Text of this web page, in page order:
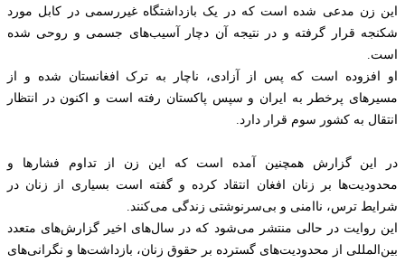
این زن مدعی شده است که در یک بازداشتگاه غیررسمی در کابل مورد
شکنجه قرار گرفته و در نتیجه آن دچار آسیب‌های جسمی و روحی شده
است.
او افزوده است که پس از آزادی، ناچار به ترک افغانستان شده و از
مسیرهای پرخطر به ایران و سپس پاکستان رفته است و اکنون در انتظار
انتقال به کشور سوم قرار دارد.
در این گزارش همچنین آمده است که این زن از تداوم فشارها و
محدودیت‌ها بر زنان افغان انتقاد کرده و گفته است بسیاری از زنان در
شرایط ترس، ناامنی و بی‌سرنوشتی زندگی می‌کنند.
این روایت در حالی منتشر می‌شود که در سال‌های اخیر گزارش‌های متعدد
بین‌المللی از محدودیت‌های گسترده بر حقوق زنان، بازداشت‌ها و نگرانی‌های